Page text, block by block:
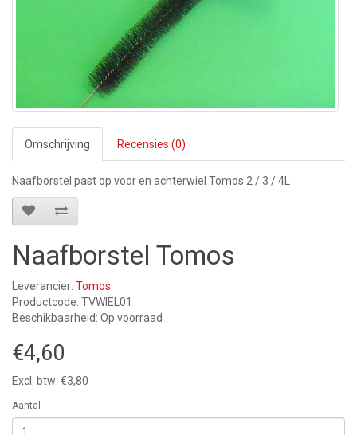
Omschrijving Recensies (0)
Naafborstel past op voor en achterwiel Tomos 2 / 3 / 4L
Naafborstel Tomos
Leverancier: Tomos
Productcode: TVWIEL01
Beschikbaarheid: Op voorraad
€4,60
Excl. btw: €3,80
Aantal